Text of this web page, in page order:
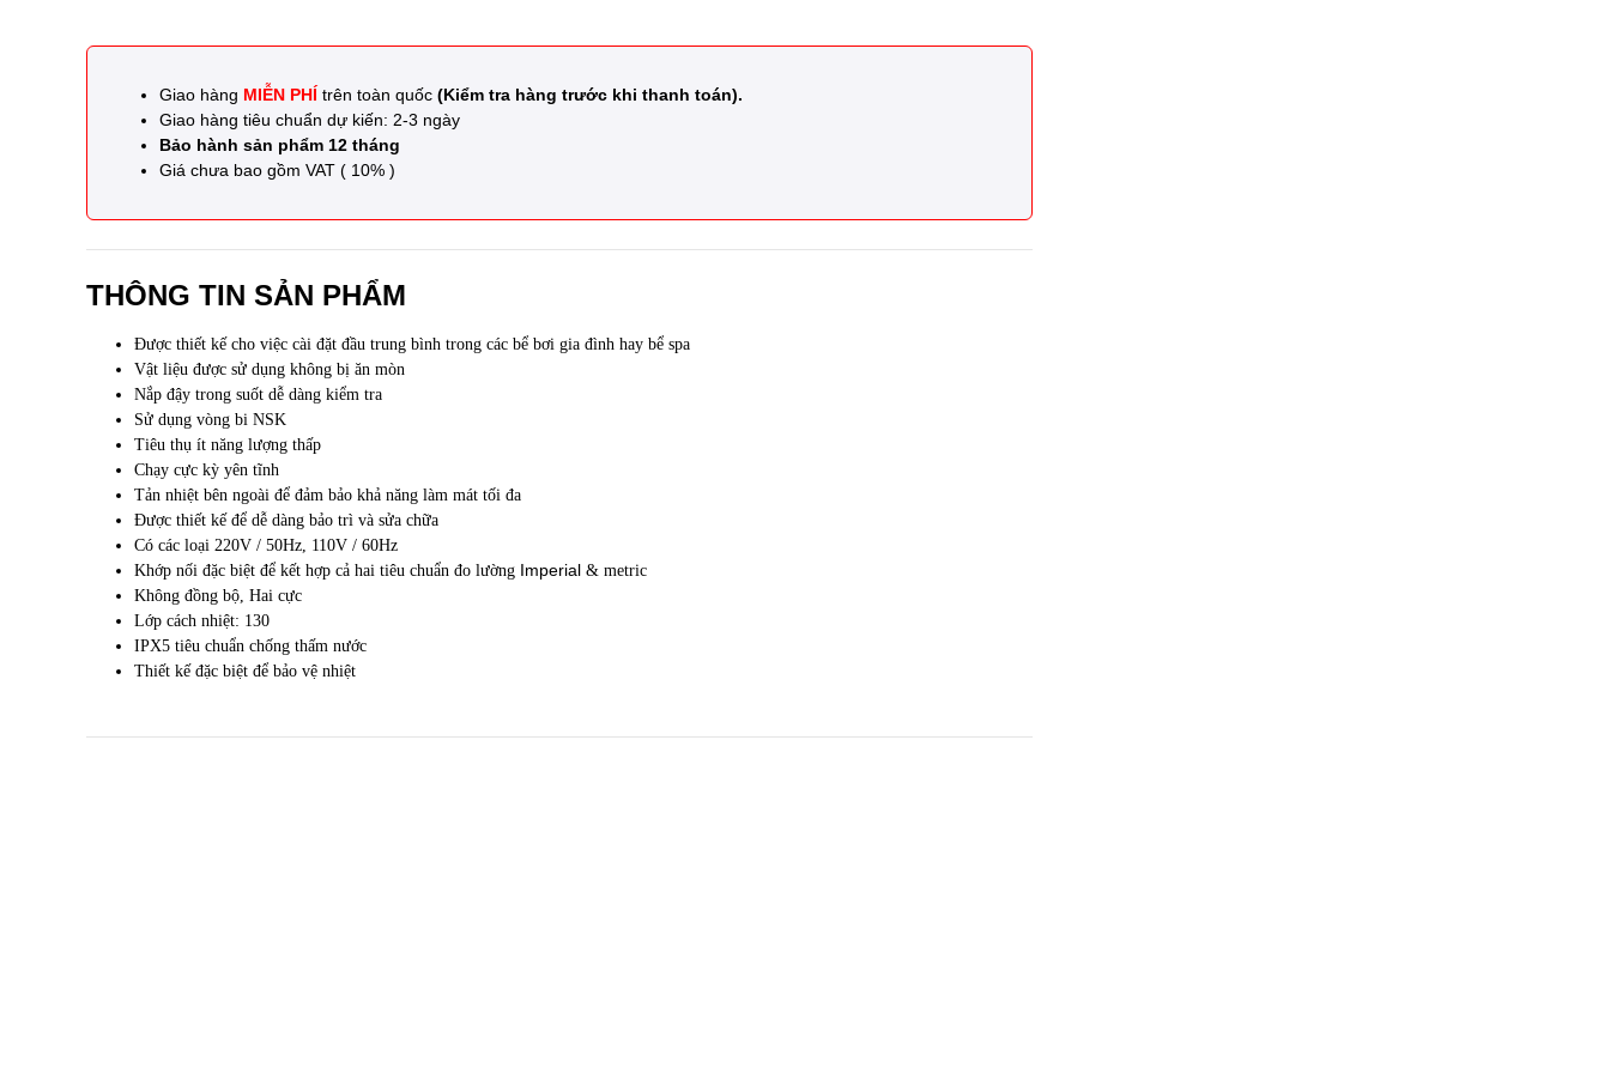
Giao hàng MIỄN PHÍ trên toàn quốc (Kiểm tra hàng trước khi thanh toán).
Giao hàng tiêu chuẩn dự kiến: 2-3 ngày
Bảo hành sản phẩm 12 tháng
Giá chưa bao gồm VAT ( 10% )
THÔNG TIN SẢN PHẨM
Được thiết kế cho việc cài đặt đầu trung bình trong các bể bơi gia đình hay bể spa
Vật liệu được sử dụng không bị ăn mòn
Nắp đậy trong suốt dễ dàng kiểm tra
Sử dụng vòng bi NSK
Tiêu thụ ít năng lượng thấp
Chạy cực kỳ yên tĩnh
Tản nhiệt bên ngoài để đảm bảo khả năng làm mát tối đa
Được thiết kế để dễ dàng bảo trì và sửa chữa
Có các loại 220V / 50Hz 110V / 60Hz
Khớp nối đặc biệt để kết hợp cả hai tiêu chuẩn đo lường Imperial & metric
Không đồng bộ Hai cực
Lớp cách nhiệt: 130
IPX5 tiêu chuẩn chống thấm nước
Thiết kế đặc biệt để bảo vệ nhiệt